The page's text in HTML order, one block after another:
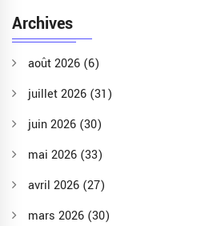
Archives
août 2026 (6)
juillet 2026 (31)
juin 2026 (30)
mai 2026 (33)
avril 2026 (27)
mars 2026 (30)